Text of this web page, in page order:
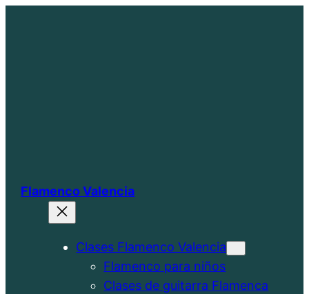
Flamenco Valencia
Clases Flamenco Valencia
Flamenco para niños
Clases de guitarra Flamenca